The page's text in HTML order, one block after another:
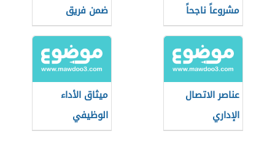
مشروعاً ناجحاً
ضمن فريق
عناصر الاتصال
الإداري
ميثاق الأداء
الوظيفي